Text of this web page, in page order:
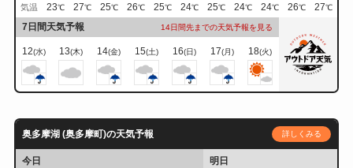
気温 23℃ 27℃ 25℃ 26℃ 25℃ 24℃ 25℃ 24℃ 24℃ 26℃ 27℃
7日間天気予報 14日間先までの天気予報を見る
12(水) 13(木) 14(金) 15(土) 16(日) 17(月) 18(火)
奥多摩湖 (奥多摩町)の天気予報 詳しくみる
今日
明日